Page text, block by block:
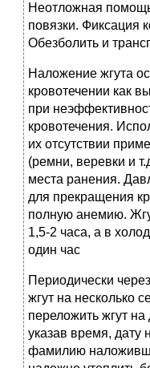
Неотложная
повязки. Фиксация
Обезболить и
Наложение жгута
кровотечении как
при
кровотечения.
их отсутствии
(ремни, веревки и
места ранения.
для прекращения
полную анемию.
1,5-2 часа, а в
один час
Периодически
жгут на несколько
переложить жгут на
указав время, дату
фамилию